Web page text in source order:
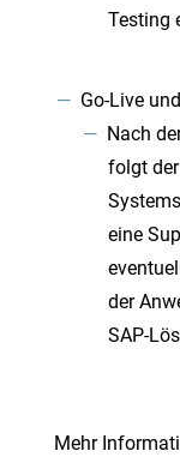
Testing
Go-Live
Nach
folgt der
eine
der
SAP-
Mehr